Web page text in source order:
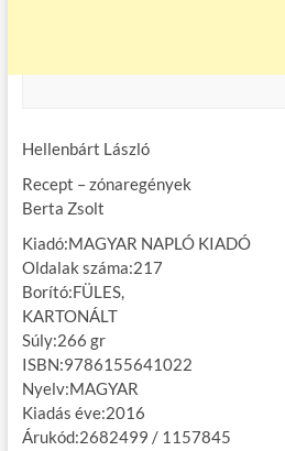
Hellenbárt László
Recept – zónaregények
Berta Zsolt
Kiadó:MAGYAR NAPLÓ KIADÓ
Oldalak száma:217
Borító:FÜLES,
KARTONÁLT
Súly:266 gr
ISBN:9786155641022
Nyelv:MAGYAR
Kiadás éve:2016
Árukód:2682499 / 1157845